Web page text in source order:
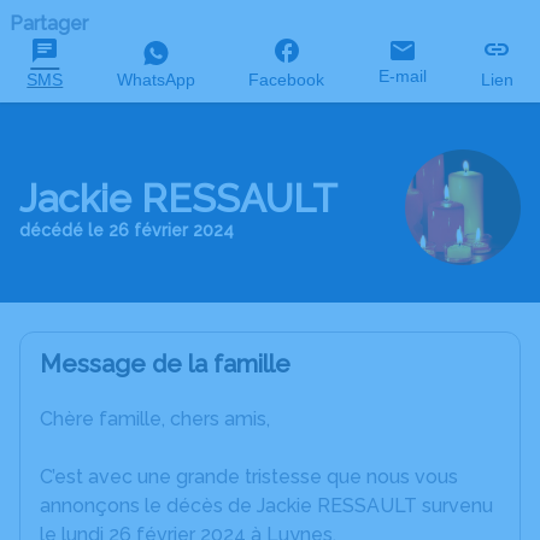
Partager
SMS WhatsApp Facebook E-mail Lien
Jackie RESSAULT
décédé le 26 février 2024
Message de la famille
Chère famille, chers amis,
C’est avec une grande tristesse que nous vous
annonçons le décès de Jackie RESSAULT survenu
le lundi 26 février 2024 à Luynes.